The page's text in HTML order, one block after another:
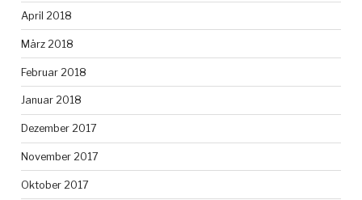
April 2018
März 2018
Februar 2018
Januar 2018
Dezember 2017
November 2017
Oktober 2017